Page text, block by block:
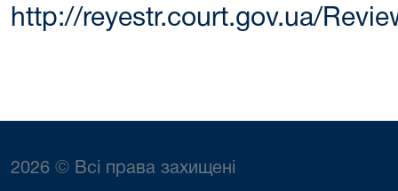
http://reyestr.court.gov.ua/
2026 © Всі права захищені